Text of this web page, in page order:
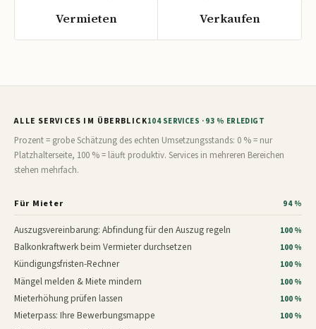
Vermieten Verkaufen
ALLE SERVICES IM ÜBERBLICK104 SERVICES · 93 % ERLEDIGT
Prozent = grobe Schätzung des echten Umsetzungsstands: 0 % = nur
Platzhalterseite, 100 % = läuft produktiv. Services in mehreren Bereichen
stehen mehrfach.
Für Mieter 94 %
Auszugsvereinbarung: Abfindung für den Auszug regeln 100 %
Balkonkraftwerk beim Vermieter durchsetzen 100 %
Kündigungsfristen-Rechner 100 %
Mängel melden & Miete mindern 100 %
Mieterhöhung prüfen lassen 100 %
Mieterpass: Ihre Bewerbungsmappe 100 %